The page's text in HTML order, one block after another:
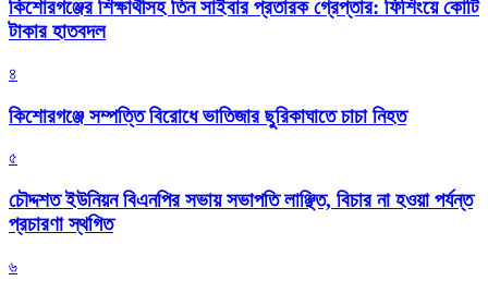
কিশোরগঞ্জের শিক্ষার্থীসহ তিন সাইবার প্রতারক গ্রেপ্তার: ফিশিংয়ে কোটি
টাকার হাতবদল
৪
কিশোরগঞ্জে সম্পত্তি বিরোধে ভাতিজার ছুরিকাঘাতে চাচা নিহত
৫
চৌদ্দশত ইউনিয়ন বিএনপির সভায় সভাপতি লাঞ্ছিত, বিচার না হওয়া পর্যন্ত
প্রচারণা স্থগিত
৬